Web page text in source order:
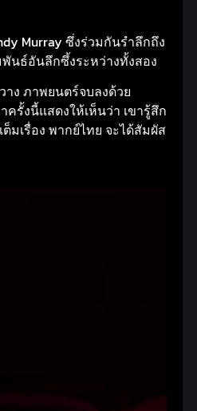
Murray ซึ่งร่วมกันรำลึกถึง
พันธ์อันลึกซึ้งระหว่างทั้งสอง
าง ภาพยนตร์จบลงด้วย
รั้งนี้แสดงให้เห็นว่า เขารู้สึก
มเรื่อง พากย์ไทย จะได้สัมผัส